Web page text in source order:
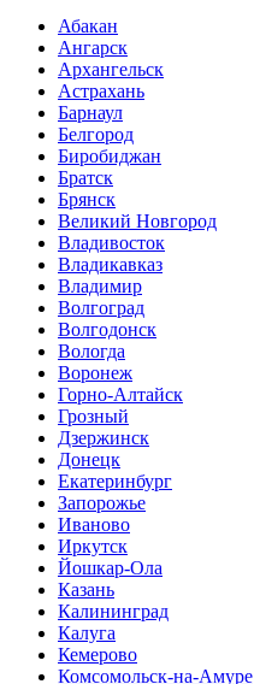
Абакан
Ангарск
Архангельск
Астрахань
Барнаул
Белгород
Биробиджан
Братск
Брянск
Великий Новгород
Владивосток
Владикавказ
Владимир
Волгоград
Волгодонск
Вологда
Воронеж
Горно-Алтайск
Грозный
Дзержинск
Донецк
Екатеринбург
Запорожье
Иваново
Иркутск
Йошкар-Ола
Казань
Калининград
Калуга
Кемерово
Комсомольск-на-Амуре